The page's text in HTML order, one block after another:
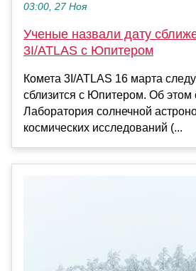
03:00, 27 Ноя
Ученые назвали дату
3I/ATLAS с Юпитером
Комета 3I/ATLAS 16 марта
сблизится с Юпитером. Об этом
Лаборатория солнечной
космических исследований (...